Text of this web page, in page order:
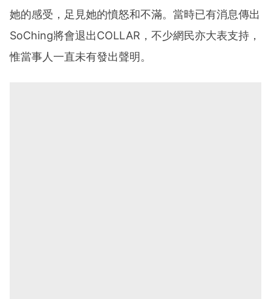
她的感受，足見她的憤怒和不滿。當時已有消息傳出
SoChing將會退出COLLAR，不少網民亦大表支持，
惟當事人一直未有發出聲明。